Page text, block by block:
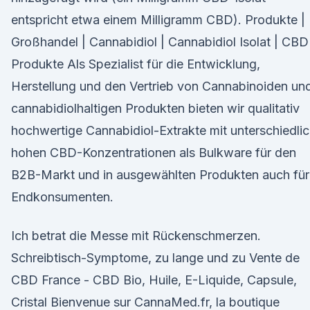
entspricht etwa einem Milligramm CBD). Produkte |
Großhandel | Cannabidiol | Cannabidiol Isolat | CBD
Produkte Als Spezialist für die Entwicklung,
Herstellung und den Vertrieb von Cannabinoiden
cannabidiolhaltigen Produkten bieten wir qualitativ
hochwertige Cannabidiol-Extrakte mit
hohen CBD-Konzentrationen als Bulkware für den
B2B-Markt und in ausgewählten Produkten auch für
Endkonsumenten.
Ich betrat die Messe mit Rückenschmerzen.
Schreibtisch-Symptome, zu lange und zu Vente de
CBD France - CBD Bio, Huile, E-Liquide, Capsule,
Cristal Bienvenue sur CannaMed.fr, la boutique